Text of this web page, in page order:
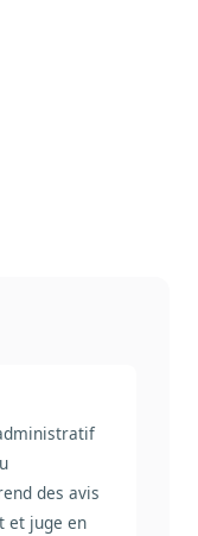
des avis
et juge en